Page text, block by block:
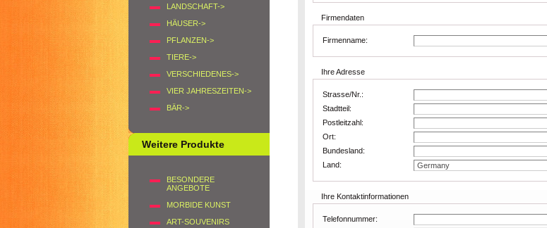
LANDSCHAFT->
HÄUSER->
PFLANZEN->
TIERE->
VERSCHIEDENES->
VIER JAHRESZEITEN->
BÄR->
Weitere Produkte
BESONDERE
ANGEBOTE
MORBIDE KUNST
ART-SOUVENIRS
Firmendaten
Firmenname:
Ihre Adresse
Strasse/Nr.:
Stadtteil:
Postleitzahl:
Ort:
Bundesland:
Land:
Ihre Kontaktinformationen
Telefonnummer: